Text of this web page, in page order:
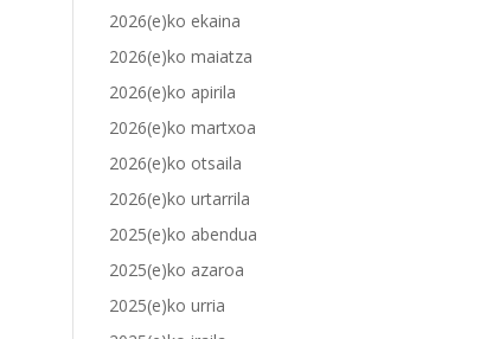
2026(e)ko ekaina
2026(e)ko maiatza
2026(e)ko apirila
2026(e)ko martxoa
2026(e)ko otsaila
2026(e)ko urtarrila
2025(e)ko abendua
2025(e)ko azaroa
2025(e)ko urria